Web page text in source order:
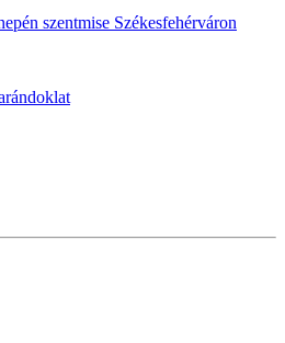
szentmise Székesfehérváron